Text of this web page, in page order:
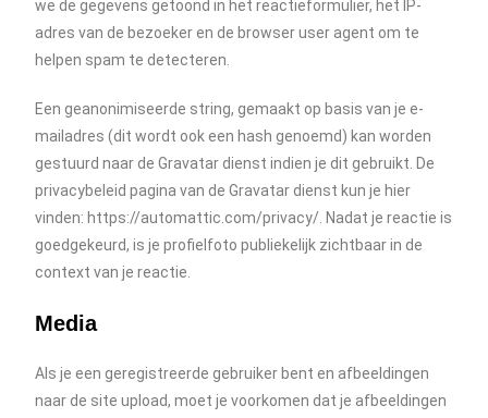
we de gegevens getoond in het reactieformulier, het IP-
adres van de bezoeker en de browser user agent om te
helpen spam te detecteren.
Een geanonimiseerde string, gemaakt op basis van je e-
mailadres (dit wordt ook een hash genoemd) kan worden
gestuurd naar de Gravatar dienst indien je dit gebruikt. De
privacybeleid pagina van de Gravatar dienst kun je hier
vinden: https://automattic.com/privacy/. Nadat je reactie is
goedgekeurd, is je profielfoto publiekelijk zichtbaar in de
context van je reactie.
Media
Als je een geregistreerde gebruiker bent en afbeeldingen
naar de site upload, moet je voorkomen dat je afbeeldingen